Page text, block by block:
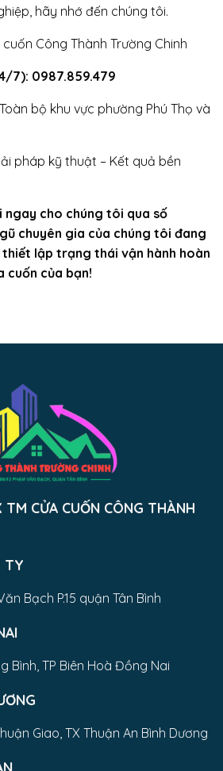
hãy nhớ đến chúng tôi.
cuốn Công Thành Trường Chinh
7): 0987.859.479
Toàn bộ khu vực phường Phú Thọ và
pháp kỹ thuật – Kết quả bền
ngay cho chúng tôi qua số
chuyên gia của chúng tôi đang
lập trạng thái vận hành hoàn
cuốn của bạn!
CỬA CUỐN CÔNG THÀNH
TY
Bạch P.15 quận Tân Bình
Bình, TP Biên Hoà Đồng Nai
Giao, TX Thuận An Bình Dương